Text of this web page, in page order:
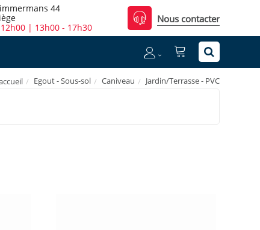
44
| 13h00 - 17h30
Nous contacter
Egout - Sous-sol Caniveau Jardin/Terrasse - PVC